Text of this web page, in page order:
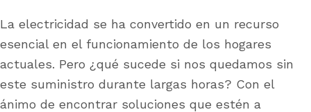
La electricidad se ha convertido en un recurso
esencial en el funcionamiento de los hogares
actuales. Pero ¿qué sucede si nos quedamos sin
este suministro durante largas horas? Con el
ánimo de encontrar soluciones que estén a